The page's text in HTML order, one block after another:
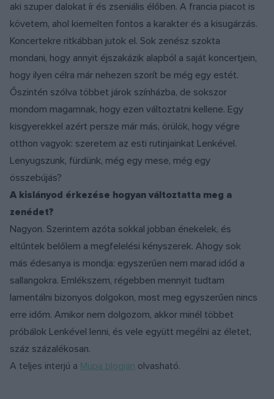
aki szuper dalokat ír és zseniális élőben. A francia piacot is
követem, ahol kiemelten fontos a karakter és a kisugárzás.
Koncertekre ritkábban jutok el. Sok zenész szokta
mondani, hogy annyit éjszakázik alapból a saját koncertjein,
hogy ilyen célra már nehezen szorít be még egy estét.
Őszintén szólva többet járok színházba, de sokszor
mondom magamnak, hogy ezen változtatni kellene. Egy
kisgyerekkel azért persze már más, örülök, hogy végre
otthon vagyok: szeretem az esti rutinjainkat Lenkével.
Lenyugszunk, fürdünk, még egy mese, még egy
összebújás?
A kislányod érkezése hogyan változtatta meg a
zenédet?
Nagyon. Szerintem azóta sokkal jobban énekelek, és
eltűntek belőlem a megfelelési kényszerek. Ahogy sok
más édesanya is mondja: egyszerűen nem marad időd a
sallangokra. Emlékszem, régebben mennyit tudtam
lamentálni bizonyos dolgokon, most meg egyszerűen nincs
erre időm. Amikor nem dolgozom, akkor minél többet
próbálok Lenkével lenni, és vele együtt megélni az életet,
száz százalékosan.
A teljes interjú a Müpa blogján olvasható.